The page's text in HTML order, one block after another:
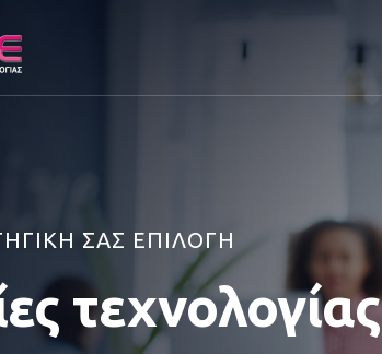
ΣΑΣ ΕΠΙΛΟΓΗ
τεχνολογίας